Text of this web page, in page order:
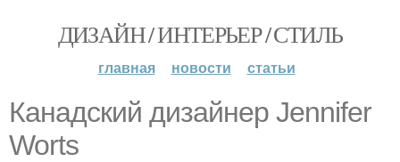
ДИЗАЙН / ИНТЕРЬЕР / СТИЛЬ
главная новости статьи
Канадский дизайнер Jennifer
Worts